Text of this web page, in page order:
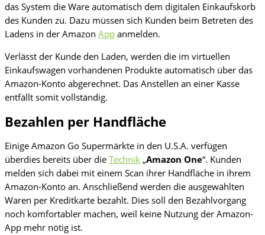
das System die Ware automatisch dem digitalen Einkaufskorb
des Kunden zu. Dazu müssen sich Kunden beim Betreten des
Ladens in der Amazon App anmelden.
Verlässt der Kunde den Laden, werden die im virtuellen
Einkaufswagen vorhandenen Produkte automatisch über das
Amazon-Konto abgerechnet. Das Anstellen an einer Kasse
entfällt somit vollständig.
Bezahlen per Handfläche
Einige Amazon Go Supermärkte in den U.S.A. verfügen
überdies bereits über die Technik „Amazon One“. Kunden
melden sich dabei mit einem Scan ihrer Handfläche in ihrem
Amazon-Konto an. Anschließend werden die ausgewählten
Waren per Kreditkarte bezahlt. Dies soll den Bezahlvorgang
noch komfortabler machen, weil keine Nutzung der Amazon-
App mehr nötig ist.